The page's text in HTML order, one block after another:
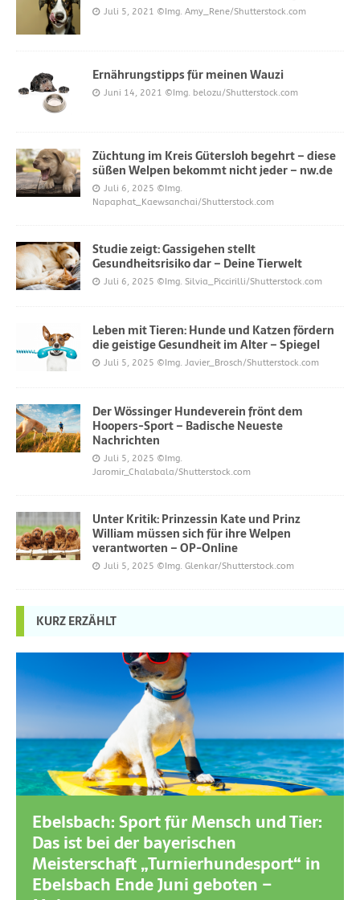
Juli 5, 2021 ©Img. Amy_Rene/Shutterstock.com
Ernährungstipps für meinen Wauzi
Juni 14, 2021 ©Img. belozu/Shutterstock.com
Züchtung im Kreis Gütersloh begehrt – diese
süßen Welpen bekommt nicht jeder – nw.de
Juli 6, 2025 ©Img.
Napaphat_Kaewsanchai/Shutterstock.com
Studie zeigt: Gassigehen stellt
Gesundheitsrisiko dar – Deine Tierwelt
Juli 6, 2025 ©Img. Silvia_Piccirilli/Shutterstock.com
Leben mit Tieren: Hunde und Katzen fördern
die geistige Gesundheit im Alter – Spiegel
Juli 5, 2025 ©Img. Javier_Brosch/Shutterstock.com
Der Wössinger Hundeverein frönt dem
Hoopers-Sport – Badische Neueste
Nachrichten
Juli 5, 2025 ©Img.
Jaromir_Chalabala/Shutterstock.com
Unter Kritik: Prinzessin Kate und Prinz
William müssen sich für ihre Welpen
verantworten – OP-Online
Juli 5, 2025 ©Img. Glenkar/Shutterstock.com
KURZ ERZÄHLT
Ebelsbach: Sport für Mensch und Tier:
Das ist bei der bayerischen
Meisterschaft „Turnierhundesport“ in
Ebelsbach Ende Juni geboten –